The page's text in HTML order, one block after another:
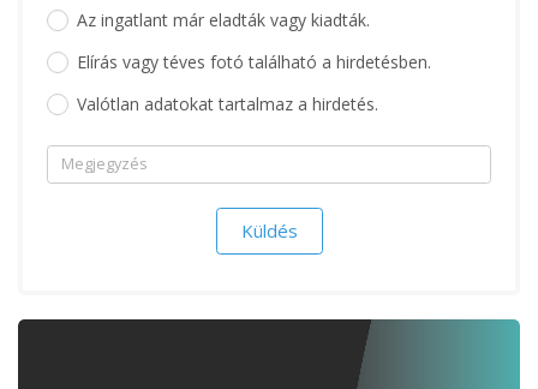
Az ingatlant már eladták vagy kiadták.
Elírás vagy téves fotó található a hirdetésben.
Valótlan adatokat tartalmaz a hirdetés.